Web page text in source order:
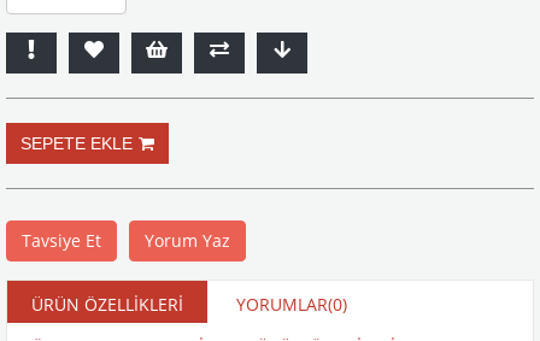
Tavsiye Et Yorum Yaz
ÜRÜN ÖZELLIKLERI YORUMLAR(0)